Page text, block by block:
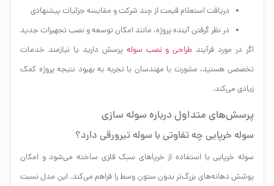
دریافت استعلام قیمت از چند شرکت و مقایسه جزئیات پیشنهادی
در نظر گرفتن آینده پروژه، مانند امکان توسعه و نصب تجهیزات جدید
اگر در مورد فرآیند طراحی و نصب سوله پرسش دارید یا نیازمند خدمات
تخصصی هستید، مشورت با مهندسان با تجربه به بهبود نتیجه پروژه کمک
زیادی می‌کند.
پرسش‌های متداول درباره سوله سازی
سوله خرپایی چه تفاوتی با سوله تیرورقی دارد؟
سوله خرپایی با استفاده از خرپاهای سبک فلزی ساخته می‌شود و امکان
پوشش دهانه‌های بزرگ‌تر بدون ستون وسط را فراهم می‌کند. این مدل نسبت